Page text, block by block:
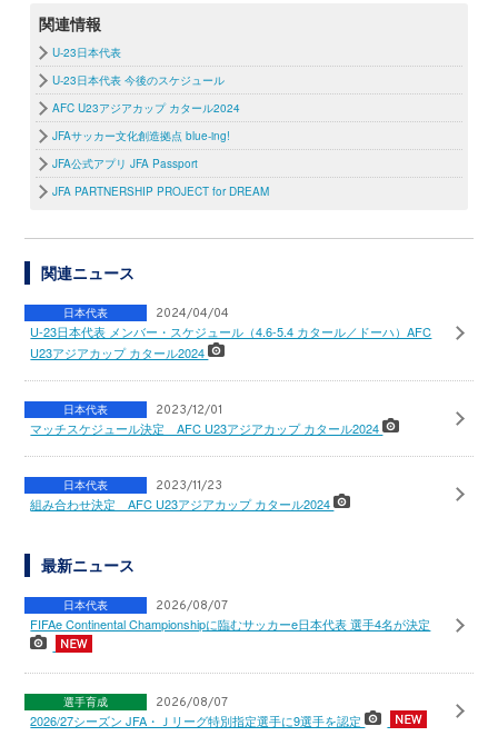
関連情報
U-23日本代表
U-23日本代表 今後のスケジュール
AFC U23アジアカップ カタール2024
JFAサッカー文化創造拠点 blue-ing!
JFA公式アプリ JFA Passport
JFA PARTNERSHIP PROJECT for DREAM
関連ニュース
日本代表 2024/04/04
U-23日本代表 メンバー・スケジュール（4.6-5.4 カタール／ドーハ）AFC
U23アジアカップ カタール2024
日本代表 2023/12/01
マッチスケジュール決定 AFC U23アジアカップ カタール2024
日本代表 2023/11/23
組み合わせ決定 AFC U23アジアカップ カタール2024
最新ニュース
日本代表 2026/08/07
FIFAe Continental Championshipに臨むサッカーe日本代表 選手4名が決定
選手育成 2026/08/07
2026/27シーズン JFA・Ｊリーグ特別指定選手に9選手を認定